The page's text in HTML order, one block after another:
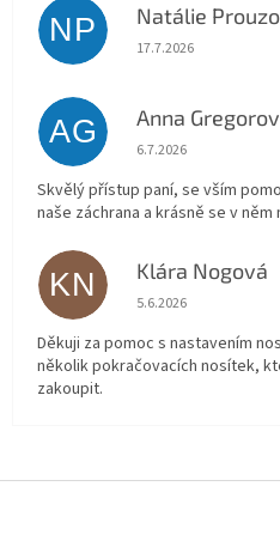
NP Natálie
Hodnocení obchodu
17.7.2026
AG Anna
Hodnocení obchodu
6.7.2026
Skvělý přístup paní, se vším
naše záchrana a krásně se v něm
KN Klára Nogová
Hodnocení obchodu
5.6.2026
Děkuji za pomoc s nastavením
několik pokračovacích nosítek,
zakoupit.